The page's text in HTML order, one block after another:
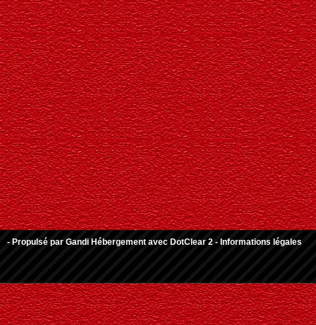
- Propulsé par Gandi Hébergement avec DotClear 2 - Informations légales